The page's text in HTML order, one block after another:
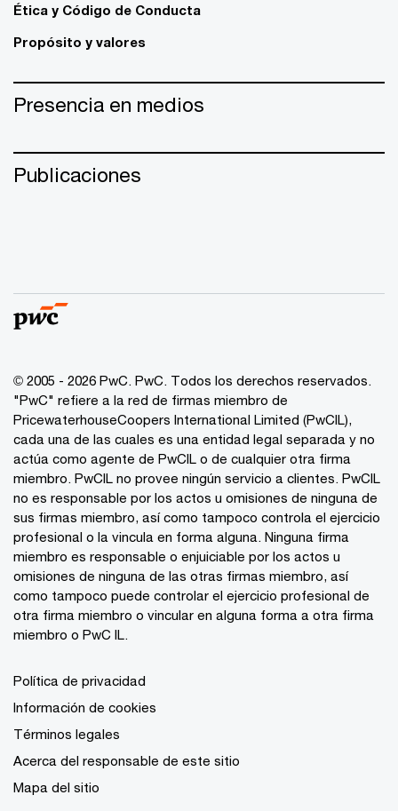
Ética y Código de Conducta
Propósito y valores
Presencia en medios
Publicaciones
© 2005 - 2026 PwC. PwC. Todos los derechos reservados.
"PwC" refiere a la red de firmas miembro de
PricewaterhouseCoopers International Limited (PwCIL),
cada una de las cuales es una entidad legal separada y no
actúa como agente de PwCIL o de cualquier otra firma
miembro. PwCIL no provee ningún servicio a clientes. PwCIL
no es responsable por los actos u omisiones de ninguna de
sus firmas miembro, así como tampoco controla el ejercicio
profesional o la vincula en forma alguna. Ninguna firma
miembro es responsable o enjuiciable por los actos u
omisiones de ninguna de las otras firmas miembro, así
como tampoco puede controlar el ejercicio profesional de
otra firma miembro o vincular en alguna forma a otra firma
miembro o PwC IL.
Política de privacidad
Información de cookies
Términos legales
Acerca del responsable de este sitio
Mapa del sitio